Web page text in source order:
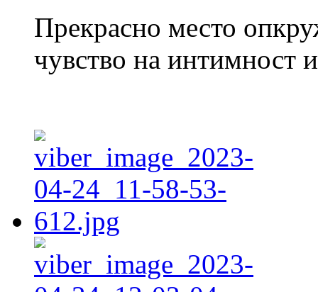
Прекрасно место
чувство на интимност